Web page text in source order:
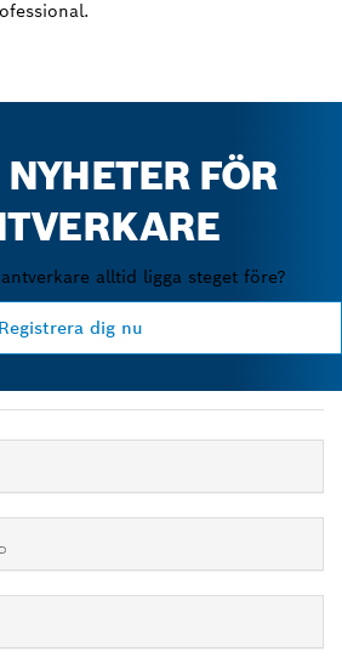
FÖR
alltid ligga steget före?
Registrera dig nu